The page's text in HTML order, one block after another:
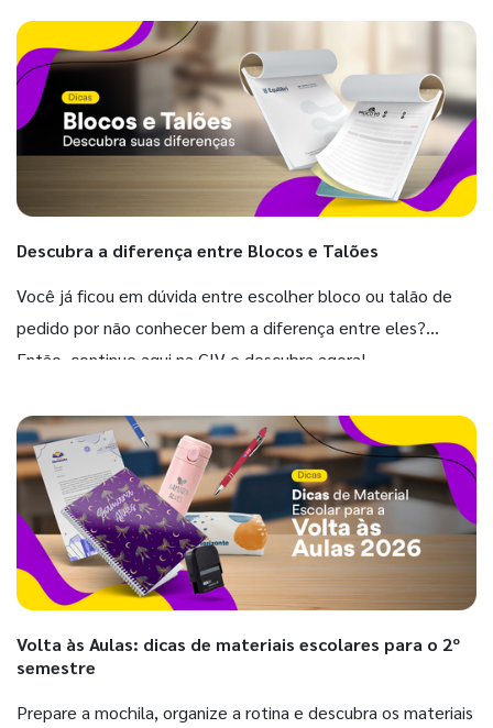
Descubra a diferença entre Blocos e Talões
Você já ficou em dúvida entre escolher bloco ou talão de
pedido por não conhecer bem a diferença entre eles?
Então, continue aqui na GIV e descubra agora!
Volta às Aulas: dicas de materiais escolares para o 2º
semestre
Prepare a mochila, organize a rotina e descubra os materiais